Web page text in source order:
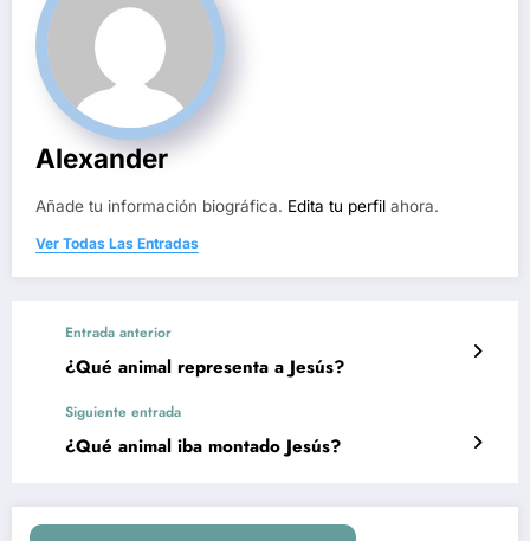
Alexander
Añade tu información biográfica. Edita tu perfil ahora.
Ver Todas Las Entradas
Entrada anterior
¿Qué animal representa a Jesús?
Siguiente entrada
¿Qué animal iba montado Jesús?